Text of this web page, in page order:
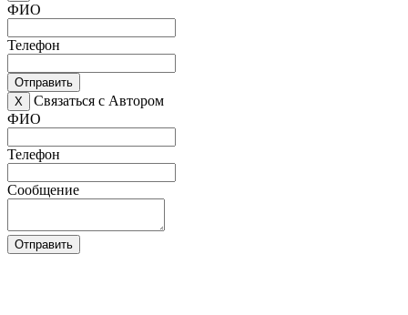
ФИО
Телефон
Отправить
X
Связаться с Автором
ФИО
Телефон
Сообщение
Отправить